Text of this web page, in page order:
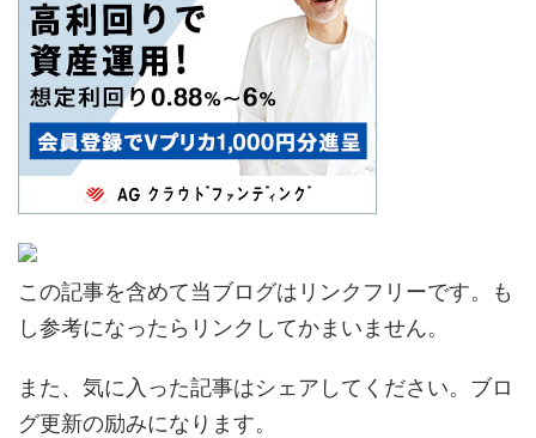
この記事を含めて当ブログはリンクフリーです。も
し参考になったらリンクしてかまいません。
また、気に入った記事はシェアしてください。ブロ
グ更新の励みになります。